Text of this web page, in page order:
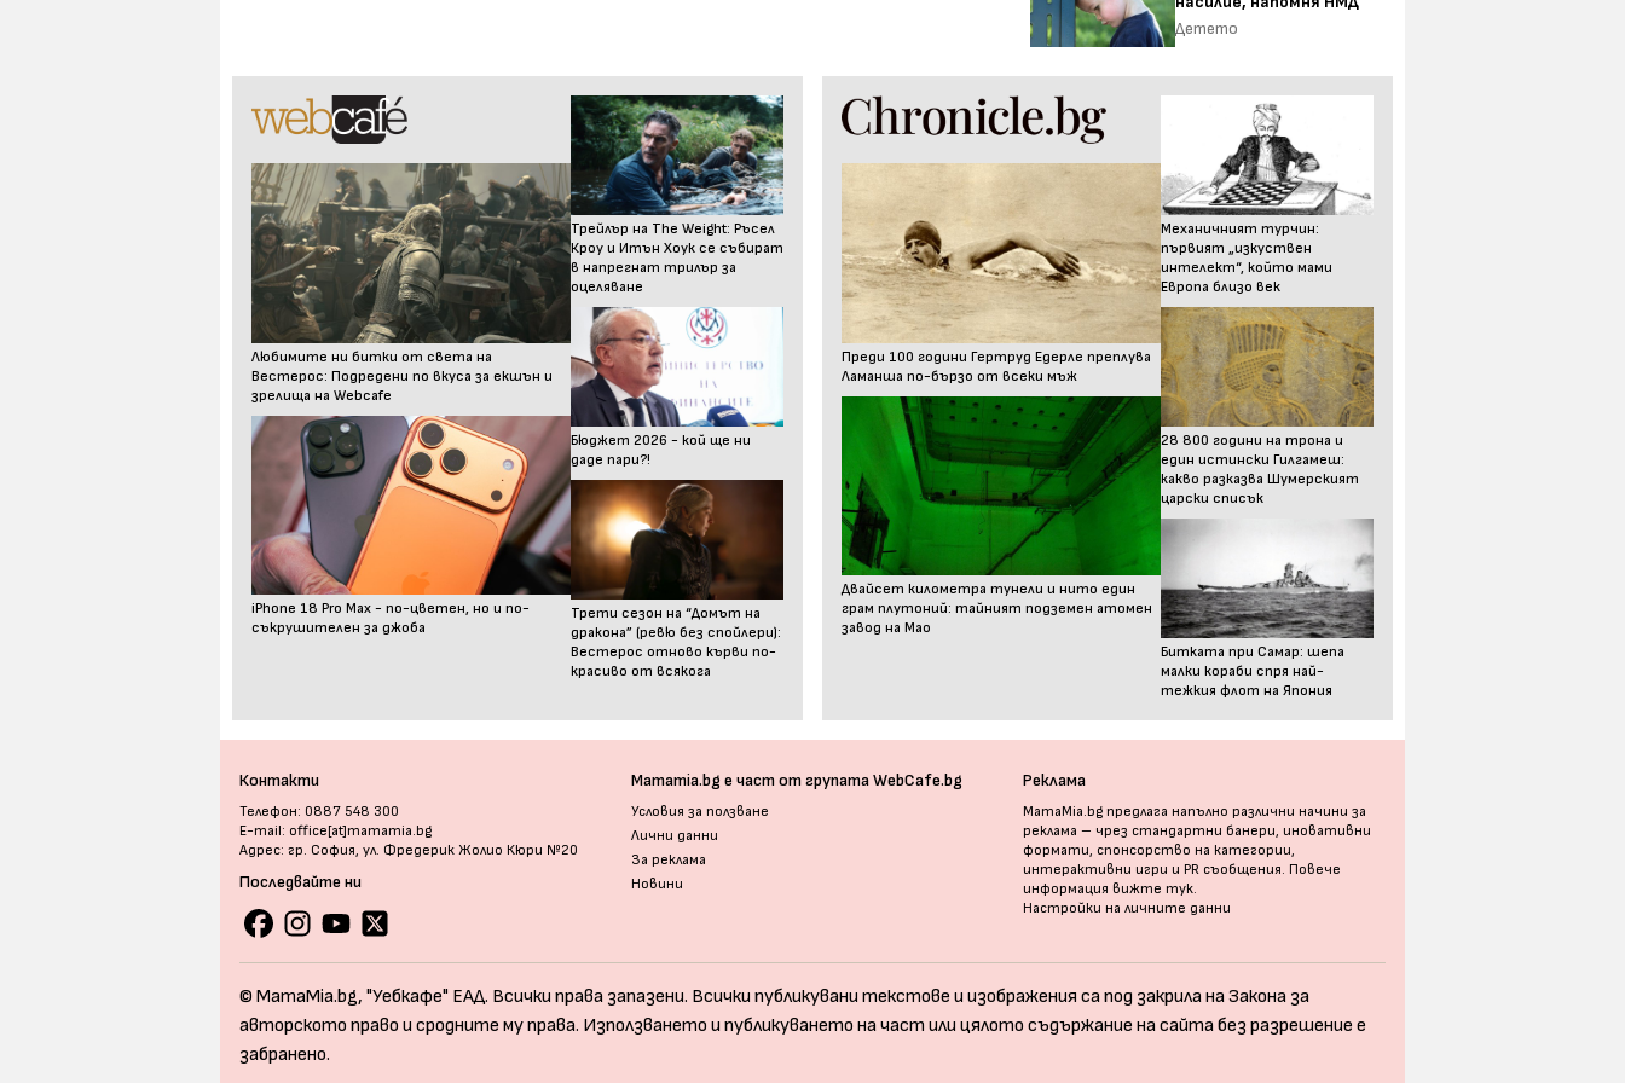
Детето
Любимите ни битки от света на
Вестерос: Подредени по вкуса за екшън и
зрелища на Webcafe
iPhone 18 Pro Max - по-цветен, но и по-
съкрушителен за джоба
Трейлър на The Weight: Ръсел
Кроу и Итън Хоук се събират
в напрегнат трилър за
оцеляване
Бюджет 2026 - кой ще ни
даде пари?!
Трети сезон на “Домът на
дракона” (ревю без спойлери):
Вестерос отново кърви по-
красиво от всякога
Преди 100 години Гертруд Едерле преплува
Ламанша по-бързо от всеки мъж
Двайсет километра тунели и нито един
грам плутоний: тайният подземен атомен
завод на Мао
Механичният турчин:
първият „изкуствен
интелект“, който мами
Европа близо век
28 800 години на трона и
един истински Гилгамеш:
какво разказва Шумерският
царски списък
Битката при Самар: шепа
малки кораби спря най-
тежкия флот на Япония
Контакти
Телефон: 0887 548 300
E-mail: office[at]mamamia.bg
Адрес: гр. София, ул. Фредерик Жолио Кюри №20
Последвайте ни
Mamamia.bg е част от групата WebCafe.bg
Условия за ползване
Лични данни
За реклама
Новини
Реклама
MamaMia.bg предлага напълно различни начини за
реклама – чрез стандартни банери, иновативни
формати, спонсорство на категории,
интерактивни игри и PR съобщения. Повече
информация вижте тук.
Настройки на личните данни
© MamaMia.bg, "Уебкафе" ЕАД. Всички права запазени. Всички публикувани текстове и изображения са под закрила на Закона за
авторското право и сродните му права. Използването и публикуването на част или цялото съдържание на сайта без разрешение е
забранено.